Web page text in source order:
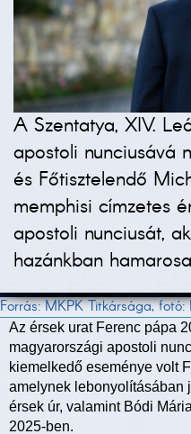
A Szentatya, XIV.
apostoli nunciusává
és Főtisztelendő
memphisi címzetes
apostoli nunciusát,
hazánkban
Forrás: MKPK Titkársága,
Az érsek urat Ferenc pápa
magyarországi apostoli
kiemelkedő eseménye volt
amelynek lebonyolításában
érsek úr, valamint Bódi
2025-ben.